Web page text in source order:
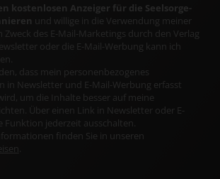
kostenlosen Anzeiger für die Seelsorge-
und willige in die Verwendung meiner
Zweck des E-Mail-Marketings durch den Verlag
oder die E-Mail-Werbung kann ich
dass mein personenbezogenes
in Newsletter und E-Mail-Werbung erfasst
um die Inhalte besser auf meine
Über einen Link in Newsletter oder E-
Funktion jederzeit ausschalten.
finden Sie in unseren